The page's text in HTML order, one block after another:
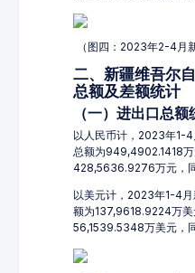
（图四：2023年2-4月
二、新疆维吾尔
总额及差额统计
（一）进出口总额
以人民币计，2023年1-
总额为949,4902.1418
428,5636.9276万元，
以美元计，2023年1-4
额为137,9618.9224万美
56,1539.5348万美元，